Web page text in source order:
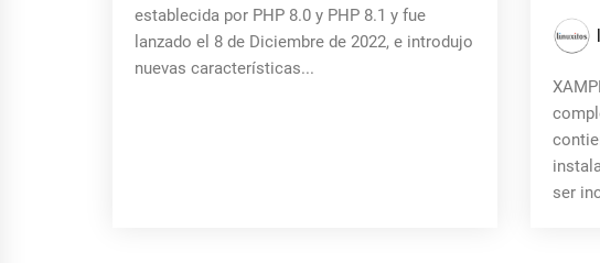
establecida por PHP 8.0 y PHP 8.1 y fue
lanzado el 8 de Diciembre de 2022, e introdujo
nuevas características...
ser